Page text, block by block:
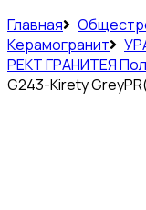
Главная
Керамогранит
РЕКТ ГРАНИТЕЯ
G243-Kirety